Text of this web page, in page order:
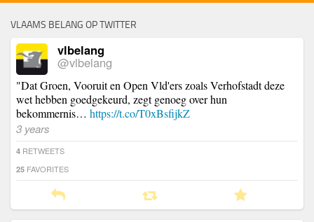
VLAAMS BELANG OP TWITTER
vlbelang
@vlbelang
"Dat Groen, Vooruit en Open Vld'ers zoals Verhofstadt deze
wet hebben goedgekeurd, zegt genoeg over hun
bekommernis… https://t.co/T0xBsfijkZ
3 years
4 RETWEETS
25 FAVORITES